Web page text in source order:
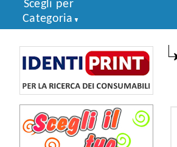
Scegli per
Categoria